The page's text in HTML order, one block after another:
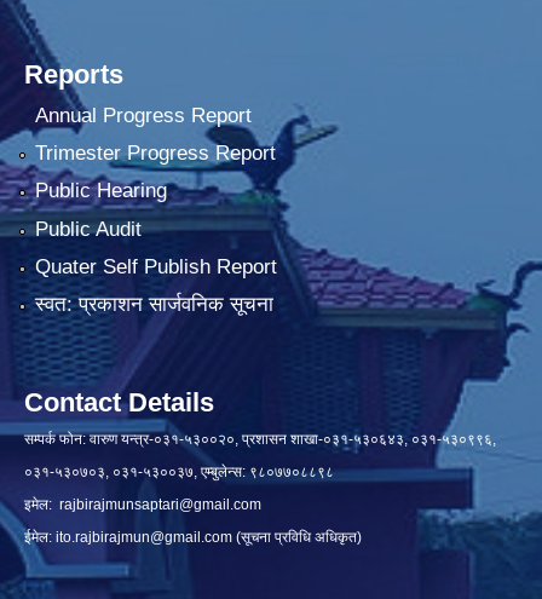
Reports
Annual Progress Report
Trimester Progress Report
Public Hearing
Public Audit
Quater Self Publish Report
स्वत: प्रकाशन सार्जवनिक सूचना
Contact Details
सम्पर्क फोन: वारुण यन्त्र-०३१-५३००२०, प्रशासन शाखा-०३१-५३०६४३, ०३१-५३०९९६,
०३१-५३०७०३, ०३१-५३००३७, एम्बुलेन्स: ९८०७७०८८९८
इमेल: rajbirajmunsaptari@gmail.com
ईमेल: ito.rajbirajmun@gmail.com (सूचना प्रविधि अधिकृत)